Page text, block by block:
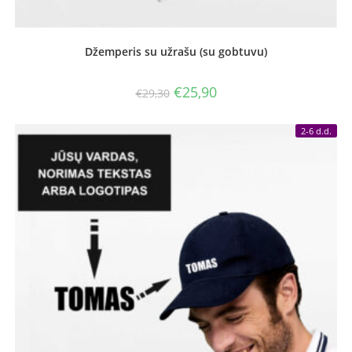
Džemperis su užrašu (su gobtuvu)
€29,30 Original
price
€25,90Current
price
2-6 d.d.